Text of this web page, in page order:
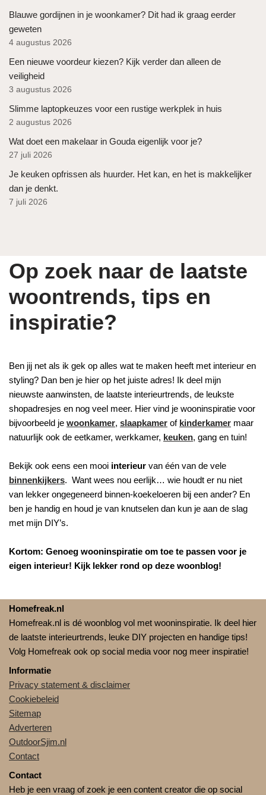
Blauwe gordijnen in je woonkamer? Dit had ik graag eerder
geweten
4 augustus 2026
Een nieuwe voordeur kiezen? Kijk verder dan alleen de
veiligheid
3 augustus 2026
Slimme laptopkeuzes voor een rustige werkplek in huis
2 augustus 2026
Wat doet een makelaar in Gouda eigenlijk voor je?
27 juli 2026
Je keuken opfrissen als huurder. Het kan, en het is makkelijker
dan je denkt.
7 juli 2026
Op zoek naar de laatste
woontrends, tips en
inspiratie?
Ben jij net als ik gek op alles wat te maken heeft met interieur en
styling? Dan ben je hier op het juiste adres! Ik deel mijn
nieuwste aanwinsten, de laatste interieurtrends, de leukste
shopadresjes en nog veel meer. Hier vind je wooninspiratie voor
bijvoorbeeld je woonkamer, slaapkamer of kinderkamer maar
natuurlijk ook de eetkamer, werkkamer, keuken, gang en tuin!
Bekijk ook eens een mooi interieur van één van de vele
binnenkijkers. Want wees nou eerlijk… wie houdt er nu niet
van lekker ongegeneerd binnen-koekeloeren bij een ander? En
ben je handig en houd je van knutselen dan kun je aan de slag
met mijn DIY’s.
Kortom: Genoeg wooninspiratie om toe te passen voor je
eigen interieur! Kijk lekker rond op deze woonblog!
Homefreak.nl
Homefreak.nl is dé woonblog vol met wooninspiratie. Ik deel hier
de laatste interieurtrends, leuke DIY projecten en handige tips!
Volg Homefreak ook op social media voor nog meer inspiratie!
Informatie
Privacy statement & disclaimer
Cookiebeleid
Sitemap
Adverteren
OutdoorSjim.nl
Contact
Contact
Heb je een vraag of zoek je een content creator die op social